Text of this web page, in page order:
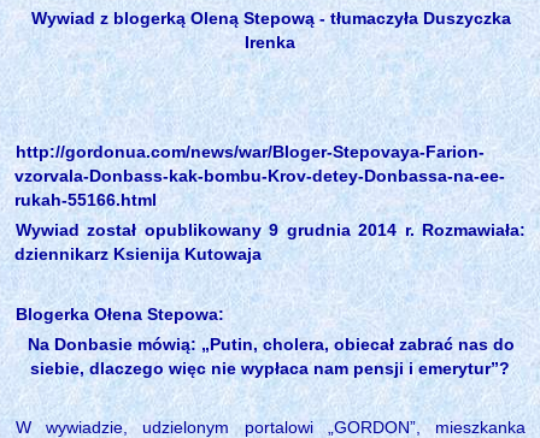
Wywiad z blogerką Oleną Stepową - tłumaczyła Duszyczka
Irenka
http://gordonua.com/news/war/Bloger-Stepovaya-Farion-
vzorvala-Donbass-kak-bombu-Krov-detey-Donbassa-na-ee-
rukah-55166.html
Wywiad został opublikowany 9 grudnia 2014 r. Rozmawiała:
dziennikarz Ksienija Kutowaja
Blogerka Ołena Stepowa:
Na Donbasie mówią: „Putin, cholera, obiecał zabrać nas do
siebie, dlaczego więc nie wypłaca nam pensji i emerytur”?
W wywiadzie, udzielonym portalowi „GORDON”, mieszkanka